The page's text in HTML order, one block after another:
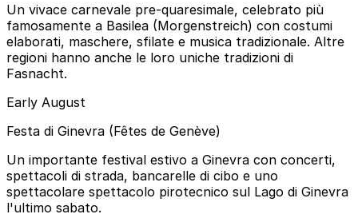
Un vivace carnevale pre-quaresimale, celebrato più
famosamente a Basilea (Morgenstreich) con costumi
elaborati, maschere, sfilate e musica tradizionale. Altre
regioni hanno anche le loro uniche tradizioni di
Fasnacht.
Early August
Festa di Ginevra (Fêtes de Genève)
Un importante festival estivo a Ginevra con concerti,
spettacoli di strada, bancarelle di cibo e uno
spettacolare spettacolo pirotecnico sul Lago di Ginevra
l'ultimo sabato.